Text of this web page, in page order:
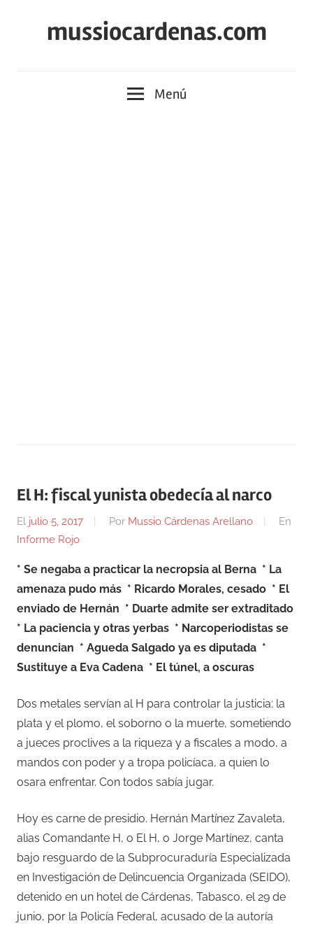
mussiocardenas.com
Menú
El H: fiscal yunista obedecía al narco
El julio 5, 2017 Por Mussio Cárdenas Arellano
En
Informe Rojo
* Se negaba a practicar la necropsia al Berna * La
amenaza pudo más * Ricardo Morales, cesado * El
enviado de Hernán * Duarte admite ser extraditado
* La paciencia y otras yerbas * Narcoperiodistas se
denuncian * Agueda Salgado ya es diputada *
Sustituye a Eva Cadena * El túnel, a oscuras
Dos metales servían al H para controlar la justicia: la
plata y el plomo, el soborno o la muerte, sometiendo
a jueces proclives a la riqueza y a fiscales a modo, a
mandos con poder y a tropa policíaca, a quien lo
osara enfrentar. Con todos sabía jugar.
Hoy es carne de presidio. Hernán Martínez Zavaleta,
alias Comandante H, o El H, o Jorge Martínez, canta
bajo resguardo de la Subprocuraduría Especializada
en Investigación de Delincuencia Organizada (SEIDO),
detenido en un hotel de Cárdenas, Tabasco, el 29 de
junio, por la Policía Federal, acusado de la autoría